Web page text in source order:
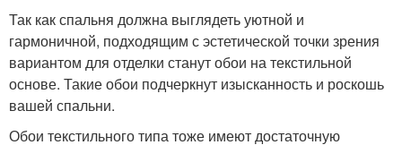
Так как спальня должна выглядеть уютной и
гармоничной, подходящим с эстетической точки зрения
вариантом для отделки станут обои на текстильной
основе. Такие обои подчеркнут изысканность и роскошь
вашей спальни.
Обои текстильного типа тоже имеют достаточную